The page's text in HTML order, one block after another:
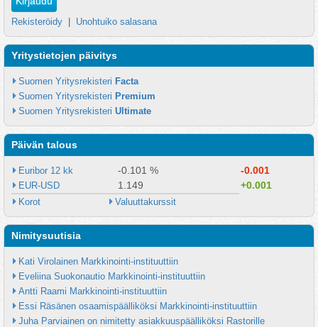
Rekisteröidy Unohtuiko salasana
Yritystietojen päivitys
Suomen Yritysrekisteri Facta
Suomen Yritysrekisteri Premium
Suomen Yritysrekisteri Ultimate
Päivän talous
Euribor 12 kk -0.101 % -0.001
EUR-USD 1.149 +0.001
Korot Valuuttakurssit
Nimitysuutisia
Kati Virolainen Markkinointi-instituuttiin
Eveliina Suokonautio Markkinointi-instituuttiin
Antti Raami Markkinointi-instituuttiin
Essi Räsänen osaamispäälliköksi Markkinointi-instituuttiin
Juha Parviainen on nimitetty asiakkuuspäälliköksi Rastorille